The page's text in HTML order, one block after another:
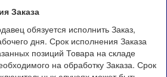
Заказа
обязуется исполнить Заказ,
дня. Срок исполнения Заказа
позиций Товара на складе
на обработку Заказа. Срок